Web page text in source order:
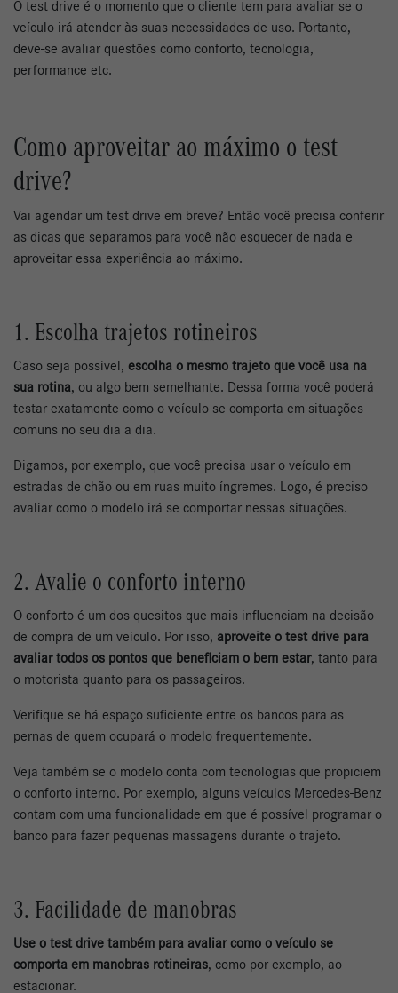
O test drive é o momento que o cliente tem para avaliar se o
veículo irá atender às suas necessidades de uso. Portanto,
deve-se avaliar questões como conforto, tecnologia,
performance etc.
Como aproveitar ao máximo o test
drive?
Vai agendar um test drive em breve? Então você precisa conferir
as dicas que separamos para você não esquecer de nada e
aproveitar essa experiência ao máximo.
1. Escolha trajetos rotineiros
Caso seja possível, escolha o mesmo trajeto que você usa na
sua rotina, ou algo bem semelhante. Dessa forma você poderá
testar exatamente como o veículo se comporta em situações
comuns no seu dia a dia.
Digamos, por exemplo, que você precisa usar o veículo em
estradas de chão ou em ruas muito íngremes. Logo, é preciso
avaliar como o modelo irá se comportar nessas situações.
2. Avalie o conforto interno
O conforto é um dos quesitos que mais influenciam na decisão
de compra de um veículo. Por isso, aproveite o test drive para
avaliar todos os pontos que beneficiam o bem estar, tanto para
o motorista quanto para os passageiros.
Verifique se há espaço suficiente entre os bancos para as
pernas de quem ocupará o modelo frequentemente.
Veja também se o modelo conta com tecnologias que propiciem
o conforto interno. Por exemplo, alguns veículos Mercedes-Benz
contam com uma funcionalidade em que é possível programar o
banco para fazer pequenas massagens durante o trajeto.
3. Facilidade de manobras
Use o test drive também para avaliar como o veículo se
comporta em manobras rotineiras, como por exemplo, ao
estacionar.